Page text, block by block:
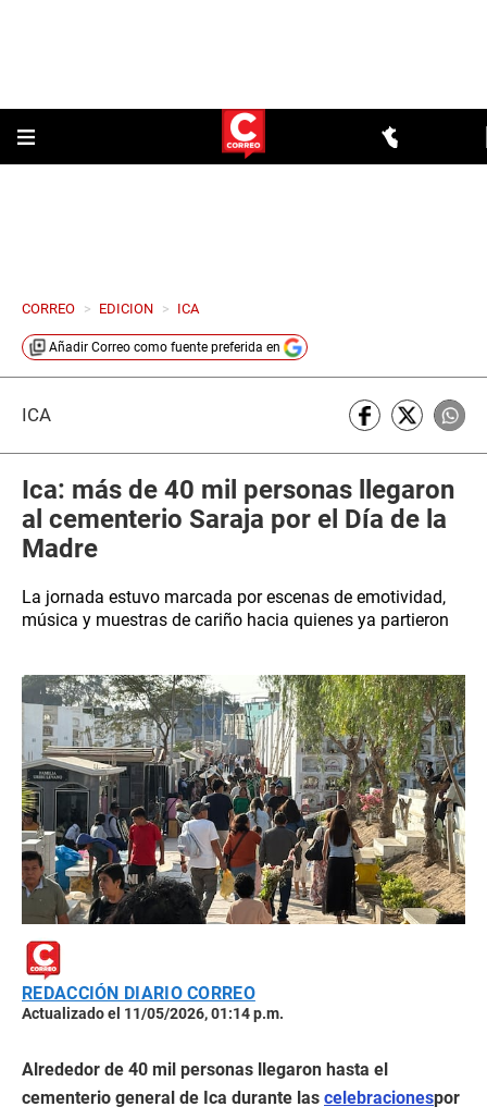
CORREO > EDICION > ICA
Añadir Correo como fuente preferida en
ICA
Ica: más de 40 mil personas llegaron
al cementerio Saraja por el Día de la
Madre
La jornada estuvo marcada por escenas de emotividad,
música y muestras de cariño hacia quienes ya partieron
REDACCIÓN DIARIO CORREO
Actualizado el 11/05/2026, 01:14 p.m.
Alrededor de 40 mil personas llegaron hasta el
cementerio general de Ica durante las celebracionespor